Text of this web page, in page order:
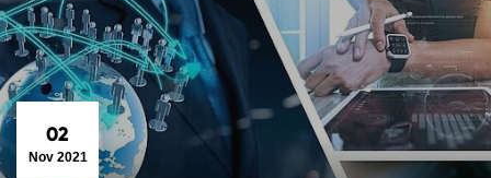
02
Nov 2021